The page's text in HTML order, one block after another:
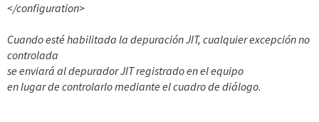
</configuration>
Cuando esté habilitada la depuración JIT, cualquier excepción no
controlada
se enviará al depurador JIT registrado en el equipo
en lugar de controlarlo mediante el cuadro de diálogo.